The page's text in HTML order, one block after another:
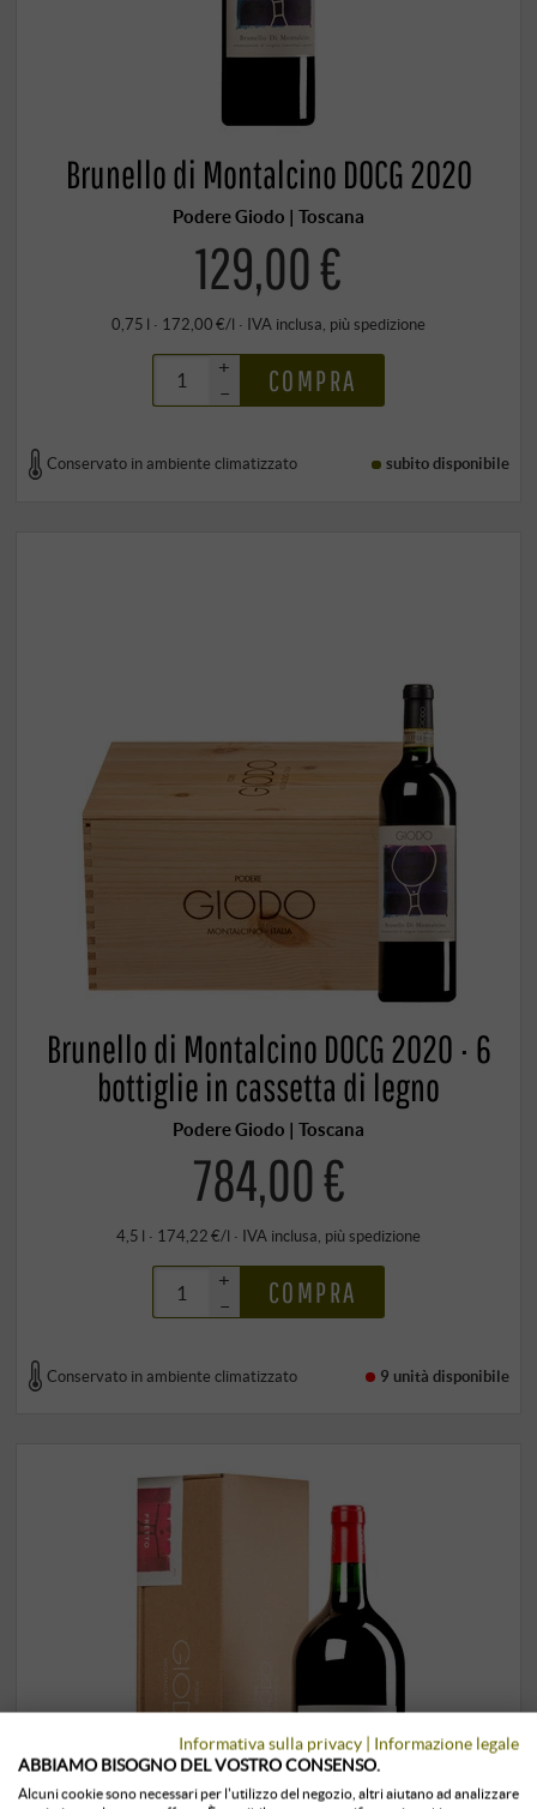
Brunello di Montalcino DOCG 2020
Podere Giodo | Toscana
129,00 €
0,75 l · 172,00 €/l · IVA inclusa , più spedizione
+
–
COMPRA
Conservato in ambiente climatizzato subito disponibile
Brunello di Montalcino DOCG 2020 · 6
bottiglie in cassetta di legno
Podere Giodo | Toscana
784,00 €
4,5 l · 174,22 €/l · IVA inclusa, più spedizione
+
–
COMPRA
Conservato in ambiente climatizzato 9 unità disponibile
Informativa sulla privacy | Informazione legale
ABBIAMO BISOGNO DEL VOSTRO CONSENSO.
Alcuni cookie sono necessari per l'utilizzo del negozio, altri aiutano ad analizzare